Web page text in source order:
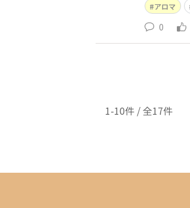
アロマ
0
1-10件 / 全17件